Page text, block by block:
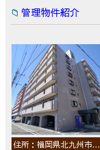
管理物件紹介
住所：福岡県北九州市…